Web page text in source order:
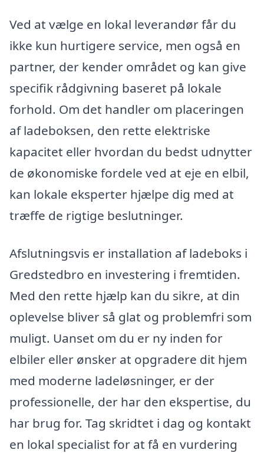
Ved at vælge en lokal leverandør får du
ikke kun hurtigere service, men også en
partner, der kender området og kan give
specifik rådgivning baseret på lokale
forhold. Om det handler om placeringen
af ladeboksen, den rette elektriske
kapacitet eller hvordan du bedst udnytter
de økonomiske fordele ved at eje en elbil,
kan lokale eksperter hjælpe dig med at
træffe de rigtige beslutninger.
Afslutningsvis er installation af ladeboks i
Gredstedbro en investering i fremtiden.
Med den rette hjælp kan du sikre, at din
oplevelse bliver så glat og problemfri som
muligt. Uanset om du er ny inden for
elbiler eller ønsker at opgradere dit hjem
med moderne ladeløsninger, er der
professionelle, der har den ekspertise, du
har brug for. Tag skridtet i dag og kontakt
en lokal specialist for at få en vurdering